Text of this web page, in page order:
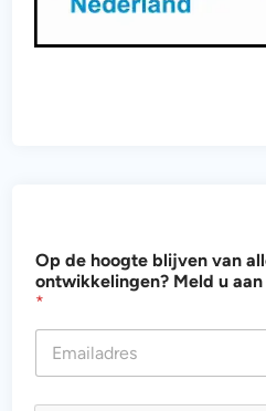
n
t
w
i
Op de hoogte blijven van
ontwikkelingen? Meld u
*